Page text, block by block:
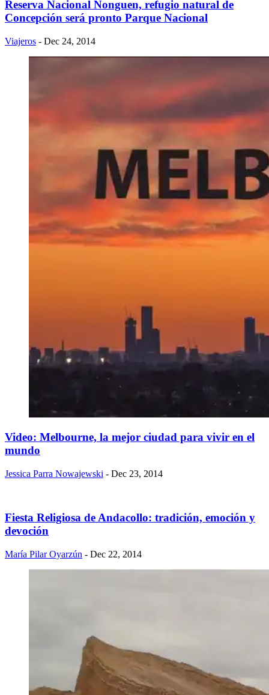
Reserva Nacional Nonguen, refugio natural de
Concepción será pronto Parque Nacional
Viajeros - Dec 24, 2014
Video: Melbourne, la mejor ciudad para vivir en el
mundo
Jessica Parra Nowajewski - Dec 23, 2014
Fiesta Religiosa de Andacollo: tradición, emoción y
devoción
María Pilar Oyarzún - Dec 22, 2014